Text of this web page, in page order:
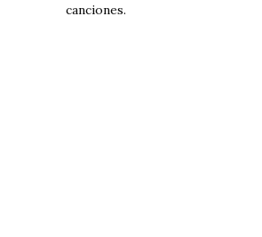
canciones.